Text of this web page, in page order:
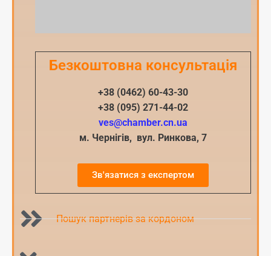
Безкоштовна консультація
+38 (0462) 60-43-30
+38 (095) 271-44-02
ves@chamber.cn.ua
м. Чернігів, вул. Ринкова, 7
Зв'язатися з експертом
Пошук партнерів за кордоном